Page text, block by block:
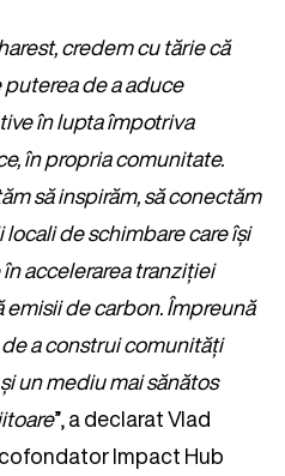
credem cu tărie că
de a aduce
în lupta împotriva
în propria comunitate.
să inspirăm, să conectăm
de schimbare care își
accelerarea tranziției
emisii de carbon. Împreună
a construi comunități
un mediu mai sănătos
”, a declarat Vlad
Impact Hub